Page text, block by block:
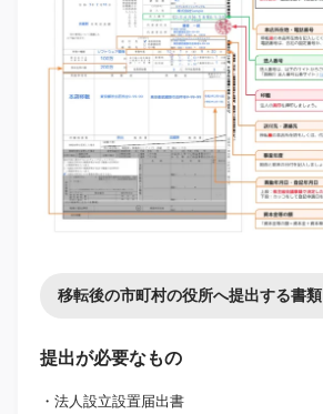
移転後の市町村の役所へ提出する書類
提出が必要なもの
・法人設立設置届出書